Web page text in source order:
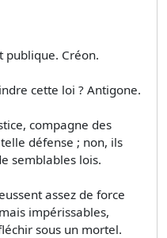
publique. Créon.
cette loi ? Antigone.
compagne des
défense ; non, ils
semblables lois.
assez de force
impérissables,
sous un mortel.